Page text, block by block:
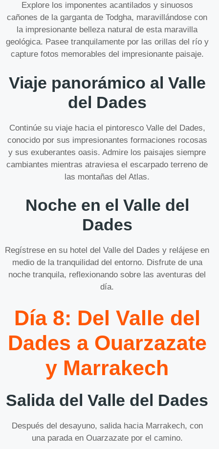
Explore los imponentes acantilados y sinuosos
cañones de la garganta de Todgha, maravillándose con
la impresionante belleza natural de esta maravilla
geológica. Pasee tranquilamente por las orillas del río y
capture fotos memorables del impresionante paisaje.
Viaje panorámico al Valle
del Dades
Continúe su viaje hacia el pintoresco Valle del Dades,
conocido por sus impresionantes formaciones rocosas
y sus exuberantes oasis. Admire los paisajes siempre
cambiantes mientras atraviesa el escarpado terreno de
las montañas del Atlas.
Noche en el Valle del
Dades
Regístrese en su hotel del Valle del Dades y relájese en
medio de la tranquilidad del entorno. Disfrute de una
noche tranquila, reflexionando sobre las aventuras del
día.
Día 8: Del Valle del
Dades a Ouarzazate
y Marrakech
Salida del Valle del Dades
Después del desayuno, salida hacia Marrakech, con
una parada en Ouarzazate por el camino.